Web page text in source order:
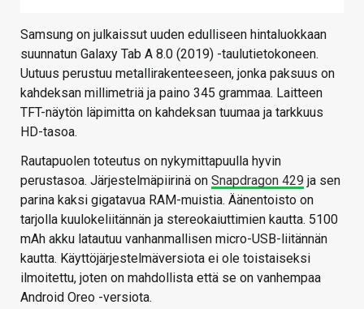
Samsung on julkaissut uuden edulliseen hintaluokkaan
suunnatun Galaxy Tab A 8.0 (2019) -taulutietokoneen.
Uutuus perustuu metallirakenteeseen, jonka paksuus on
kahdeksan millimetriä ja paino 345 grammaa. Laitteen
TFT-näytön läpimitta on kahdeksan tuumaa ja tarkkuus
HD-tasoa.
Rautapuolen toteutus on nykymittapuulla hyvin
perustasoa. Järjestelmäpiirinä on Snapdragon 429 ja sen
parina kaksi gigatavua RAM-muistia. Äänentoisto on
tarjolla kuulokeliitännän ja stereokaiuttimien kautta. 5100
mAh akku latautuu vanhanmallisen micro-USB-liitännän
kautta. Käyttöjärjestelmäversiota ei ole toistaiseksi
ilmoitettu, joten on mahdollista että se on vanhempaa
Android Oreo -versiota.